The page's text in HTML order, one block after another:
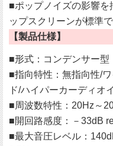
■ポップノイズの影響
ップスクリーンが標準で
【製品仕様】
■形式：コンデンサー型
■指向特性：無指向性/
ド/ハイパーカーディオ
■周波数特性：20Hz～
■開回路感度：－33dB
■最大音圧レベル：